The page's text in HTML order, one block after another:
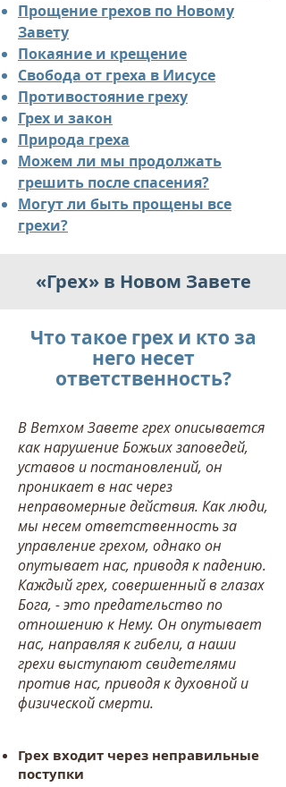
Прощение грехов по Новому
Завету
Покаяние и крещение
Свобода от греха в Иисусе
Противостояние греху
Грех и закон
Природа греха
Можем ли мы продолжать
грешить после спасения?
Могут ли быть прощены все
грехи?
«Грех» в Новом Завете
Что такое грех и кто за
него несет
ответственность?
В Ветхом Завете грех описывается
как нарушение Божьих заповедей,
уставов и постановлений, он
проникает в нас через
неправомерные действия. Как люди,
мы несем ответственность за
управление грехом, однако он
опутывает нас, приводя к падению.
Каждый грех, совершенный в глазах
Бога, - это предательство по
отношению к Нему. Он опутывает
нас, направляя к гибели, а наши
грехи выступают свидетелями
против нас, приводя к духовной и
физической смерти.
Грех входит через неправильные
поступки